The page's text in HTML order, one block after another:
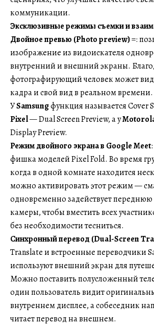
коммуникации.
Эксклюзивные режимы съемки и
Двойное превью (Photo preview)=:
изображение из видоискателя
внутренний и внешний экраны.
фотографирующий человек может
кадра и свой вид в реальном времени.
УSamsungфункция называется Cover
Pixel— Dual Screen Preview, а у
Display Preview.
Режим двойного экрана в Google Meet
фишка моделей Pixel Fold. Во время
когда в одной комнате находится
можно активировать этот режим —
одновременно задействует
камеры, чтобы вместить всех
без необходимости тесниться.
Синхронный перевод (Dual-Screen
Translate и встроенные переводчики
используют внешний экран для
Можно поставить полусложенный
один пользователь видит
внутреннем дисплее, а собеседник
читает перевод на внешнем.